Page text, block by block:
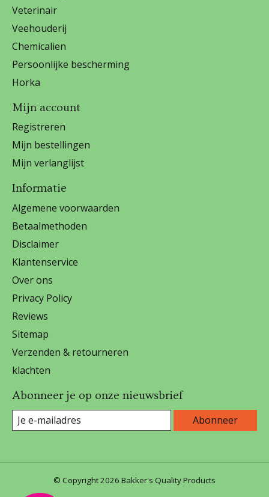
Veterinair
Veehouderij
Chemicalien
Persoonlijke bescherming
Horka
Mijn account
Registreren
Mijn bestellingen
Mijn verlanglijst
Informatie
Algemene voorwaarden
Betaalmethoden
Disclaimer
Klantenservice
Over ons
Privacy Policy
Reviews
Sitemap
Verzenden & retourneren
klachten
Abonneer je op onze nieuwsbrief
Abonneer
© Copyright 2026 Bakker's Quality Products